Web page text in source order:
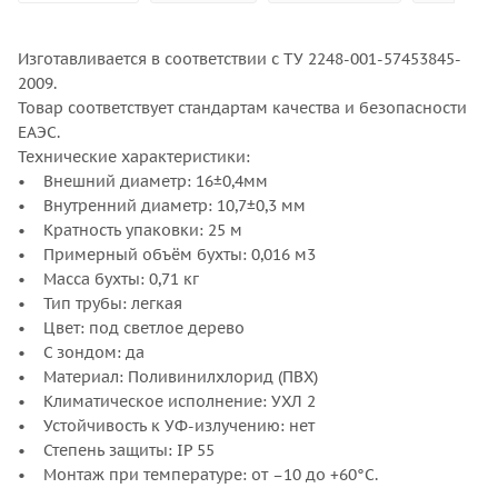
Изготавливается в соответствии с ТУ 2248-001-57453845-
2009.
Товар соответствует стандартам качества и безопасности
ЕАЭС.
Технические характеристики:
• Внешний диаметр: 16±0,4мм
• Внутренний диаметр: 10,7±0,3 мм
• Кратность упаковки: 25 м
• Примерный объём бухты: 0,016 м3
• Масса бухты: 0,71 кг
• Тип трубы: легкая
• Цвет: под светлое дерево
• С зондом: да
• Материал: Поливинилхлорид (ПВХ)
• Климатическое исполнение: УХЛ 2
• Устойчивость к УФ-излучению: нет
• Степень защиты: IP 55
• Монтаж при температуре: от –10 до +60°С.